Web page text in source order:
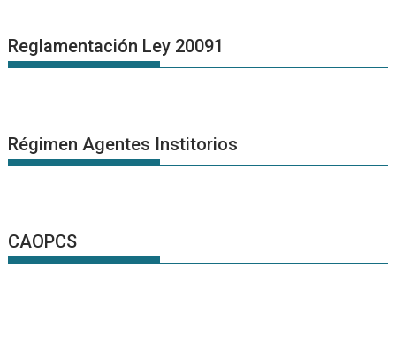
Reglamentación Ley 20091
Régimen Agentes Institorios
CAOPCS